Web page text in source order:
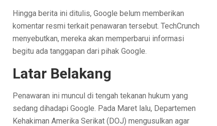
Hingga berita ini ditulis, Google belum memberikan
komentar resmi terkait penawaran tersebut. TechCrunch
menyebutkan, mereka akan memperbarui informasi
begitu ada tanggapan dari pihak Google.
Latar Belakang
Penawaran ini muncul di tengah tekanan hukum yang
sedang dihadapi Google. Pada Maret lalu, Departemen
Kehakiman Amerika Serikat (DOJ) mengusulkan agar